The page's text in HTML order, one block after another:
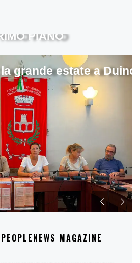
grande estate a
PIANO
MAGAZINE